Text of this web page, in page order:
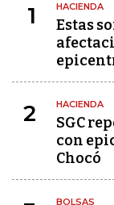
1 HACIENDA
Estas
2 HACIENDA
SGC
con
Chocó
BOLSAS